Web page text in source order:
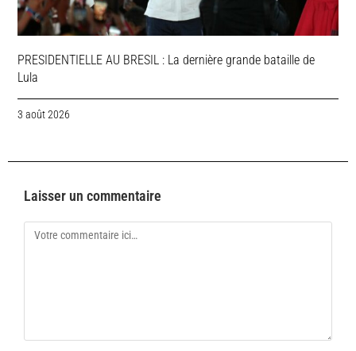
PRESIDENTIELLE AU BRESIL : La dernière grande bataille de
Lula
3 août 2026
Laisser un commentaire